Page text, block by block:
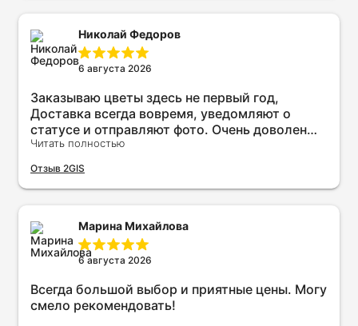
Николай Федоров
6 августа 2026
Заказываю цветы здесь не первый год,
Доставка всегда вовремя, уведомляют о
статусе и отправляют фото. Очень доволен
качеством и сервисом. Рекомендую всем!
Читать полностью
Отзыв 2GIS
Марина Михайлова
6 августа 2026
Всегда большой выбор и приятные цены. Могу
смело рекомендовать!